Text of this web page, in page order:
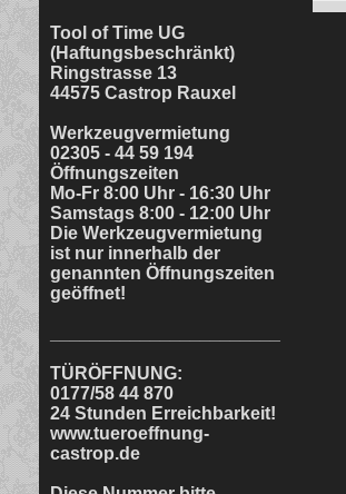
Tool of Time UG
(Haftungsbeschränkt)
Ringstrasse 13
44575 Castrop Rauxel
Werkzeugvermietung
02305 - 44 59 194
Öffnungszeiten
Mo-Fr 8:00 Uhr - 16:30 Uhr
Samstags 8:00 - 12:00 Uhr
Die Werkzeugvermietung
ist nur innerhalb der
genannten Öffnungszeiten
geöffnet!
TÜRÖFFNUNG:
0177/58 44 870
24 Stunden Erreichbarkeit!
www.tueroeffnung-
castrop.de